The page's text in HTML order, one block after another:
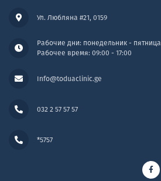
Рабочие дни: понедельник - пятница
Рабочее время: 09:00 - 17:00
Info@toduaclinic.ge
Ул. Любляна #21, 0159
032 2 57 57 57
*5757